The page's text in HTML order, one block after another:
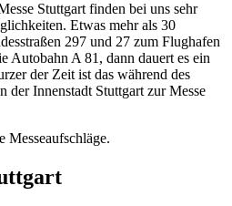
Stuttgart finden bei uns sehr
Etwas mehr als 30
297 und 27 zum Flughafen
Autobahn A 81, dann dauert es ein
der Zeit ist das während des
der Innenstadt Stuttgart zur Messe
Messeaufschläge.